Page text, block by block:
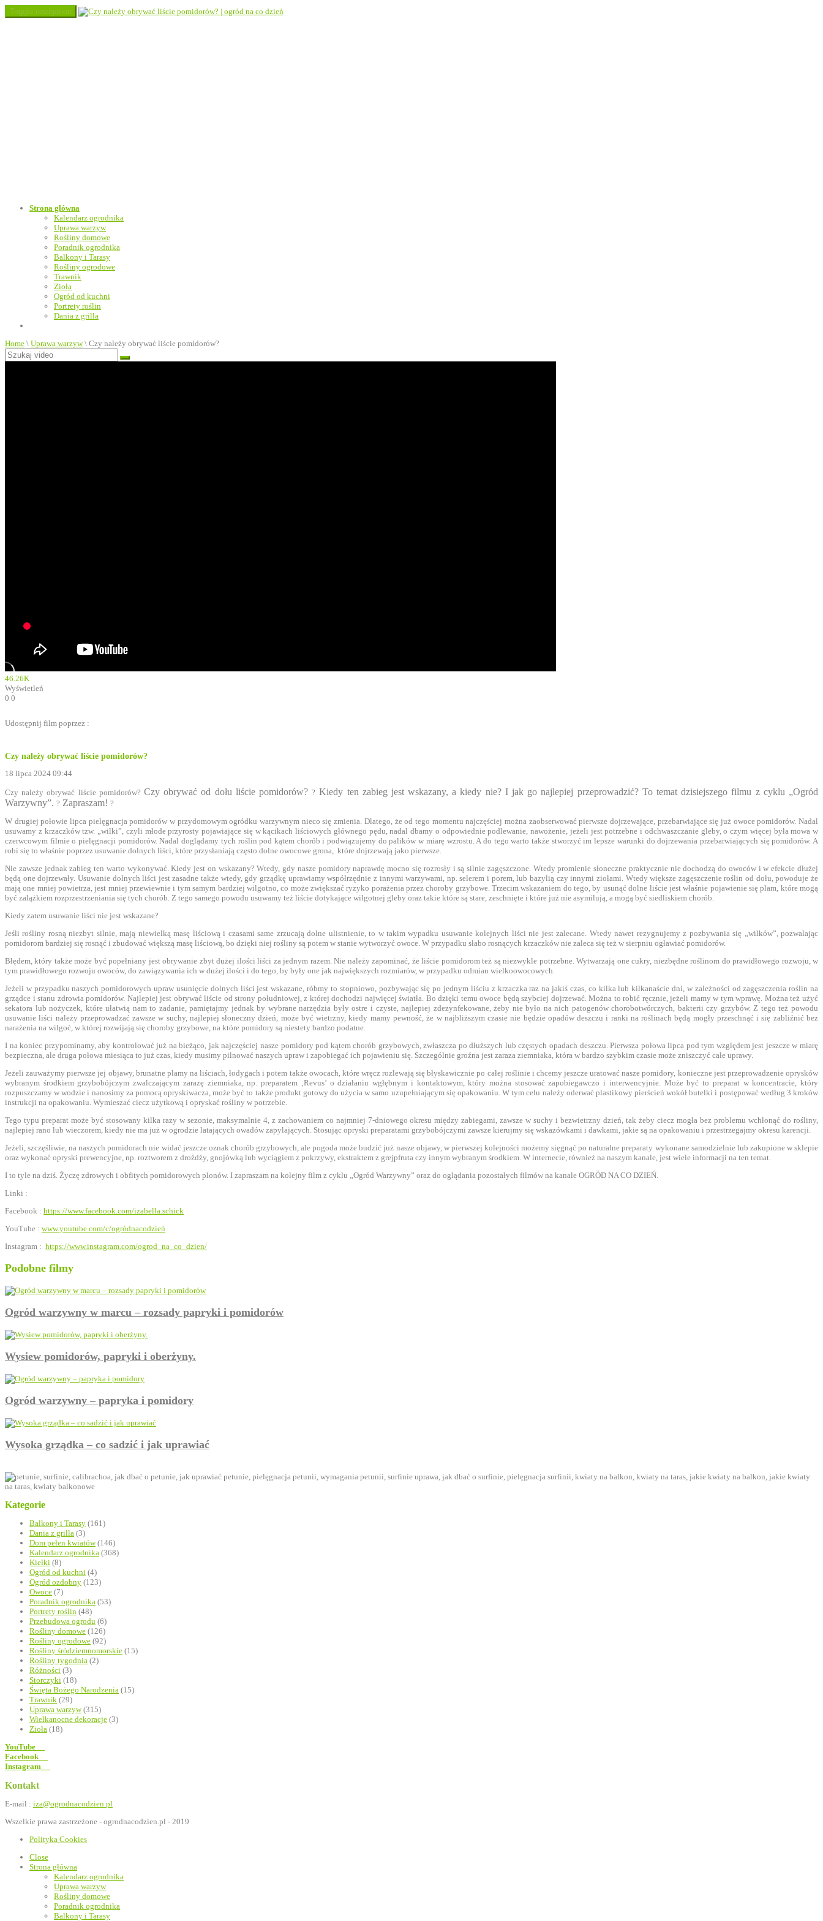
Toggle navigation
Strona główna
Kalendarz ogrodnika
Uprawa warzyw
Rośliny domowe
Poradnik ogrodnika
Balkony i Tarasy
Rośliny ogrodowe
Trawnik
Zioła
Ogród od kuchni
Portrety roślin
Dania z grilla
Home \ Uprawa warzyw\ Czy należy obrywać liście pomidorów?
46.26K
Wyświetleń
0 0
Udostępnij film poprzez :
Czy należy obrywać liście pomidorów?
18 lipca 2024 09:44
Czy należy obrywać liście pomidorów? Czy obrywać od dołu liście pomidorów?? Kiedy ten zabieg jest wskazany, a kiedy nie? I jak go najlepiej przeprowadzić? To temat dzisiejszego filmu z cyklu „Ogród
Warzywny”. ? Zapraszam! ?
W drugiej połowie lipca pielęgnacja pomidorów w przydomowym ogródku warzywnym nieco się zmienia. Dlatego, że od tego momentu najczęściej można zaobserwować pierwsze dojrzewające, przebarwiające się już owoce pomidorów. Nadal
usuwamy z krzaczków tzw. „wilki”, czyli młode przyrosty pojawiające się w kącikach liściowych głównego pędu, nadal dbamy o odpowiednie podlewanie, nawożenie, jeżeli jest potrzebne i odchwaszczanie gleby, o czym więcej była mowa w
czerwcowym filmie o pielęgnacji pomidorów. Nadal doglądamy tych roślin pod kątem chorób i podwiązujemy do palików w miarę wzrostu. A do tego warto także stworzyć im lepsze warunki do dojrzewania przebarwiających się pomidorów. A
robi się to właśnie poprzez usuwanie dolnych liści, które przysłaniają często dolne owocowe grona, które dojrzewają jako pierwsze.
Nie zawsze jednak zabieg ten warto wykonywać. Kiedy jest on wskazany? Wtedy, gdy nasze pomidory naprawdę mocno się rozrosły i są silnie zagęszczone. Wtedy promienie słoneczne praktycznie nie dochodzą do owoców i w efekcie dłużej
będą one dojrzewały. Usuwanie dolnych liści jest zasadne także wtedy, gdy grządkę uprawiamy współrzędnie z innymi warzywami, np. selerem i porem, lub bazylią czy innymi ziołami. Wtedy większe zagęszczenie roślin od dołu, powoduje że
mają one mniej powietrza, jest mniej przewiewnie i tym samym bardziej wilgotno, co może zwiększać ryzyko porażenia przez choroby grzybowe. Trzecim wskazaniem do tego, by usunąć dolne liście jest właśnie pojawienie się plam, które mogą
być zalążkiem rozprzestrzeniania się tych chorób. Z tego samego powodu usuwamy też liście dotykające wilgotnej gleby oraz takie które są stare, zeschnięte i które już nie asymilują, a mogą być siedliskiem chorób.
Kiedy zatem usuwanie liści nie jest wskazane?
Jeśli rośliny rosną niezbyt silnie, mają niewielką masę liściową i czasami same zrzucają dolne ulistnienie, to w takim wypadku usuwanie kolejnych liści nie jest zalecane. Wtedy nawet rezygnujemy z pozbywania się „wilków”, pozwalając
pomidorom bardziej się rosnąć i zbudować większą masę liściową, bo dzięki niej rośliny są potem w stanie wytworzyć owoce. W przypadku słabo rosnących krzaczków nie zaleca się też w sierpniu ogławiać pomidorów.
Błędem, który także może być popełniany jest obrywanie zbyt dużej ilości liści za jednym razem. Nie należy zapominać, że liście pomidorom też są niezwykle potrzebne. Wytwarzają one cukry, niezbędne roślinom do prawidłowego rozwoju, w
tym prawidłowego rozwoju owoców, do zawiązywania ich w dużej ilości i do tego, by były one jak największych rozmiarów, w przypadku odmian wielkoowocowych.
Jeżeli w przypadku naszych pomidorowych upraw usunięcie dolnych liści jest wskazane, róbmy to stopniowo, pozbywając się po jednym liściu z krzaczka raz na jakiś czas, co kilka lub kilkanaście dni, w zależności od zagęszczenia roślin na
grządce i stanu zdrowia pomidorów. Najlepiej jest obrywać liście od strony południowej, z której dochodzi najwięcej światła. Bo dzięki temu owoce będą szybciej dojrzewać. Można to robić ręcznie, jeżeli mamy w tym wprawę. Można też użyć
sekatora lub nożyczek, które ułatwią nam to zadanie, pamiętajmy jednak by wybrane narzędzia były ostre i czyste, najlepiej zdezynfekowane, żeby nie było na nich patogenów chorobotwórczych, bakterii czy grzybów. Z tego też powodu
usuwanie liści należy przeprowadzać zawsze w suchy, najlepiej słoneczny dzień, może być wietrzny, kiedy mamy pewność, że w najbliższym czasie nie będzie opadów deszczu i ranki na roślinach będą mogły przeschnąć i się zabliźnić bez
narażenia na wilgoć, w której rozwijają się choroby grzybowe, na które pomidory są niestety bardzo podatne.
I na koniec przypominamy, aby kontrolować już na bieżąco, jak najczęściej nasze pomidory pod kątem chorób grzybowych, zwłaszcza po dłuższych lub częstych opadach deszczu. Pierwsza połowa lipca pod tym względem jest jeszcze w miarę
bezpieczna, ale druga połowa miesiąca to już czas, kiedy musimy pilnować naszych upraw i zapobiegać ich pojawieniu się. Szczególnie groźna jest zaraza ziemniaka, która w bardzo szybkim czasie może zniszczyć całe uprawy.
Jeżeli zauważymy pierwsze jej objawy, brunatne plamy na liściach, łodygach i potem także owocach, które wręcz rozlewają się błyskawicznie po całej roślinie i chcemy jeszcze uratować nasze pomidory, konieczne jest przeprowadzenie oprysków
wybranym środkiem grzybobójczym zwalczającym zarazę ziemniaka, np. preparatem ‚Revus’ o działaniu wgłębnym i kontaktowym, który można stosować zapobiegawczo i interwencyjnie. Może być to preparat w koncentracie, który
rozpuszczamy w wodzie i nanosimy za pomocą opryskiwacza, może być to także produkt gotowy do użycia w samo uzupełniającym się opakowaniu. W tym celu należy oderwać plastikowy pierścień wokół butelki i postępować według 3 kroków
instrukcji na opakowaniu. Wymieszać ciecz użytkową i opryskać rośliny w potrzebie.
Tego typu preparat może być stosowany kilka razy w sezonie, maksymalnie 4, z zachowaniem co najmniej 7-dniowego okresu między zabiegami, zawsze w suchy i bezwietrzny dzień, tak żeby ciecz mogła bez problemu wchłonąć do rośliny,
najlepiej rano lub wieczorem, kiedy nie ma już w ogrodzie latających owadów zapylających. Stosując opryski preparatami grzybobójczymi zawsze kierujmy się wskazówkami i dawkami, jakie są na opakowaniu i przestrzegajmy okresu karencji.
Jeżeli, szczęśliwie, na naszych pomidorach nie widać jeszcze oznak chorób grzybowych, ale pogoda może budzić już nasze objawy, w pierwszej kolejności możemy sięgnąć po naturalne preparaty wykonane samodzielnie lub zakupione w sklepie
oraz wykonać opryski prewencyjne, np. roztworem z drożdży, gnojówką lub wyciągiem z pokrzywy, ekstraktem z grejpfruta czy innym wybranym środkiem. W internecie, również na naszym kanale, jest wiele informacji na ten temat.
I to tyle na dziś. Życzę zdrowych i obfitych pomidorowych plonów. I zapraszam na kolejny film z cyklu „Ogród Warzywny” oraz do oglądania pozostałych filmów na kanale OGRÓD NA CO DZIEŃ.
Linki :
Facebook : https://www.facebook.com/izabella.schick
YouTube : www.youtube.com/c/ogródnacodzień
Instagram : https://www.instagram.com/ogrod_na_co_dzien/
Podobne filmy
Ogród warzywny w marcu – rozsady papryki i pomidorów
Wysiew pomidorów, papryki i oberżyny.
Ogród warzywny – papryka i pomidory
Wysoka grządka – co sadzić i jak uprawiać
Kategorie
Balkony i Tarasy (161)
Dania z grilla (3)
Dom pełen kwiatów(146)
Kalendarz ogrodnika (368)
Kiełki (8)
Ogród od kuchni (4)
Ogród ozdobny (123)
Owoce (7)
Poradnik ogrodnika (53)
Portrety roślin (48)
Przebudowa ogrodu (6)
Rośliny domowe (126)
Rośliny ogrodowe (92)
Rośliny śródziemnomorskie (15)
Rośliny tygodnia (2)
Różności (3)
Storczyki (18)
Święta Bożego Narodzenia (15)
Trawnik (29)
Uprawa warzyw(315)
Wielkanocne dekoracje (3)
Zioła (18)
YouTube
Facebook
Instagram
Kontakt
E-mail : iza@ogrodnacodzien.pl
Wszelkie prawa zastrzeżone - ogrodnacodzien.pl - 2019
Polityka Cookies
Close
Strona główna
Kalendarz ogrodnika
Uprawa warzyw
Rośliny domowe
Poradnik ogrodnika
Balkony i Tarasy